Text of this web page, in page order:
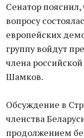
Сенатор пояснил,
вопросу
европейских
группу войдут
члена
Шамков.
Обсуждение в
членства
продолжением